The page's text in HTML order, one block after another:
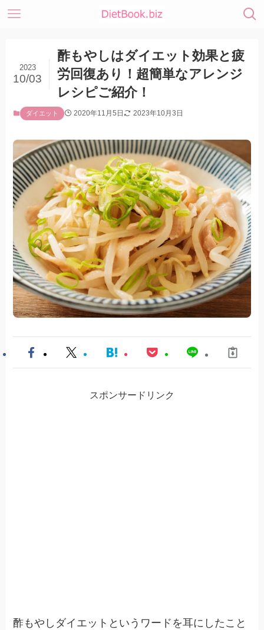
酢もやしはダイエット効果と疲
労回復あり！超簡単なアレンジ
レシピご紹介！
2023
10/03
ダイエット 2020年11月5日 2023年10月3日
スポンサードリンク
酢もやしダイエットというワードを耳にしたこと